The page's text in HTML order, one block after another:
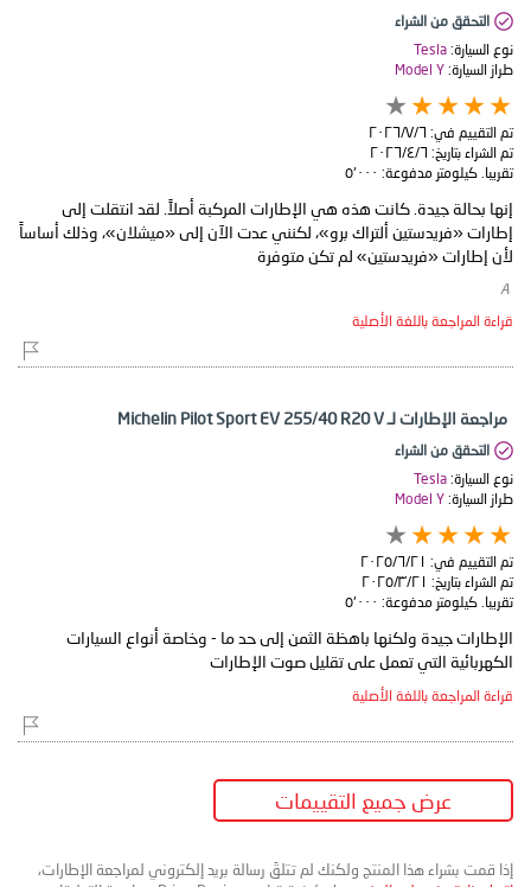
التحقق من الشراء
نوع السيارة: Tesla
طراز السيارة: Model Y
تم التقييم في: ٦‏/٧‏/٢٠٢٦
تم الشراء بتاريخ: ٦‏/٤‏/٢٠٢٦
تقريبا. كيلومتر مدفوعة: ٥٬٠٠٠
إنها بحالة جيدة. كانت هذه هي الإطارات المركبة أصلاً. لقد انتقلت إلى
إطارات «فريدستين ألتراك برو»، لكنني عدت الآن إلى «ميشلان»، وذلك أساساً
لأن إطارات «فريدستين» لم تكن متوفرة
قراءة المراجعة باللغة الأصلية
مراجعة الإطارات لـ Michelin Pilot Sport EV 255/40 R20 V
التحقق من الشراء
نوع السيارة: Tesla
طراز السيارة: Model Y
تم التقييم في: ٢١‏/٦‏/٢٠٢٥
تم الشراء بتاريخ: ٢١‏/٣‏/٢٠٢٥
تقريبا. كيلومتر مدفوعة: ٥٬٠٠٠
الإطارات جيدة ولكنها باهظة الثمن إلى حد ما - وخاصة أنواع السيارات
الكهربائية التي تعمل على تقليل صوت الإطارات
قراءة المراجعة باللغة الأصلية
عرض جميع التقييمات
إذا قمت بشراء هذا المنتج ولكنك لم تتلقَ رسالة بريد إلكتروني لمراجعة الإطارات،